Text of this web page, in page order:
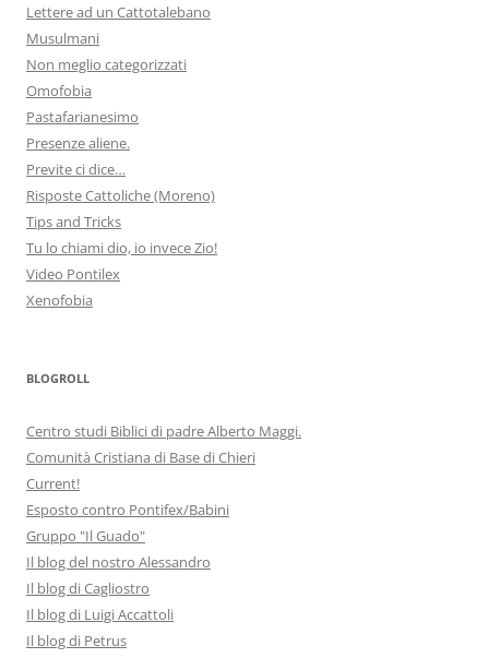
Lettere ad un Cattotalebano
Musulmani
Non meglio categorizzati
Omofobia
Pastafarianesimo
Presenze aliene.
Previte ci dice…
Risposte Cattoliche (Moreno)
Tips and Tricks
Tu lo chiami dio, io invece Zio!
Video Pontilex
Xenofobia
BLOGROLL
Centro studi Biblici di padre Alberto Maggi.
Comunità Cristiana di Base di Chieri
Current!
Esposto contro Pontifex/Babini
Gruppo "Il Guado"
Il blog del nostro Alessandro
Il blog di Cagliostro
Il blog di Luigi Accattoli
Il blog di Petrus